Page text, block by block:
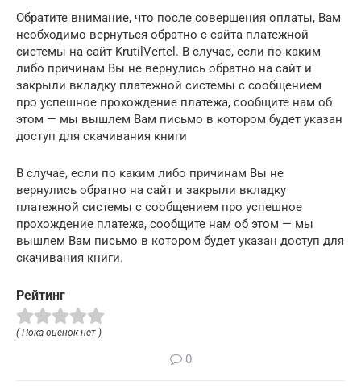
Обратите внимание, что после совершения оплаты, Вам
необходимо вернуться обратно с сайта платежной
системы на сайт KrutilVertel. В случае, если по каким
либо причинам Вы не вернулись обратно на сайт и
закрыли вкладку платежной системы с сообщением
про успешное прохождение платежа, сообщите нам об
этом — мы вышлем Вам письмо в котором будет указан
доступ для скачивания книги
В случае, если по каким либо причинам Вы не
вернулись обратно на сайт и закрыли вкладку
платежной системы с сообщением про успешное
прохождение платежа, сообщите нам об этом — мы
вышлем Вам письмо в котором будет указан доступ для
скачивания книги.
Рейтинг
( Пока оценок нет )
0